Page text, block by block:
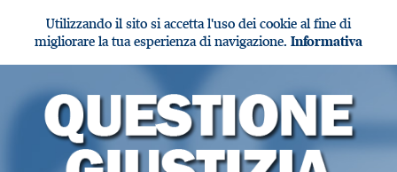
Utilizzando il sito si accetta l'uso dei cookie al fine di
migliorare la tua esperienza di navigazione. Informativa